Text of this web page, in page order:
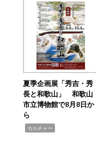
夏季企画展「秀吉・秀
長と和歌山」 和歌山
市立博物館で8月8日か
ら
カルチャー